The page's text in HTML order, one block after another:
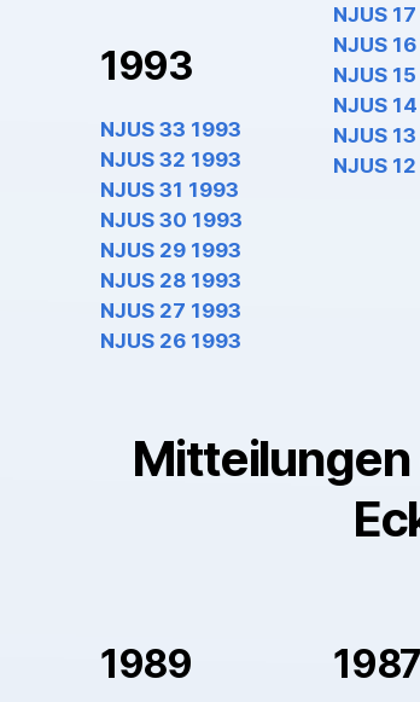
1993
NJUS 33 1993
NJUS 32 1993
NJUS 31 1993
NJUS 30 1993
NJUS 29 1993
NJUS 28 1993
NJUS 27 1993
NJUS 26 1993
NJUS
NJUS
NJUS
NJUS
NJUS
NJUS
Mitteilungen
1989 1987